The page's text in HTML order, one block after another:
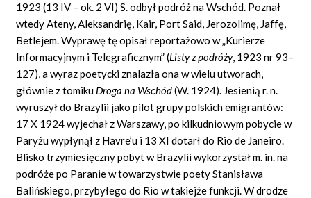
1923 (13 IV – ok. 2 VI) S. odbył podróż na Wschód. Poznał
wtedy Ateny, Aleksandrię, Kair, Port Said, Jerozolimę, Jaffę,
Betlejem. Wyprawę tę opisał reportażowo w „Kurierze
Informacyjnym i Telegraficznym” (Listy z podróży, 1923 nr 93–
127), a wyraz poetycki znalazła ona w wielu utworach,
głównie z tomiku Droga na Wschód(W. 1924). Jesienią r. n.
wyruszył do Brazylii jako pilot grupy polskich emigrantów:
17 X 1924 wyjechał z Warszawy, po kilkudniowym pobycie w
Paryżu wypłynął z Havre’u i 13 XI dotarł do Rio de Janeiro.
Blisko trzymiesięczny pobyt w Brazylii wykorzystał m. in. na
podróże po Paranie w towarzystwie poety Stanisława
Balińskiego, przybyłego do Rio w takiejże funkcji. W drodze